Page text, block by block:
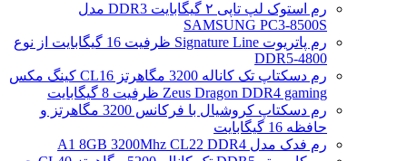
رم استوک لپ تاپی ۲ گیگابایت DDR3 مدل
SAMSUNG PC3-8500S
رم پاتریوت Signature Line ظرفیت 16 گیگابایت از نوع
DDR5-4800
رم دسکتاپ تک کاناله 3200 مگاهرتز CL16 کینگ مکس
Zeus Dragon DDR4 gaming ظرفیت 8 گیگابایت
رم دسکتاپ کروشیال با فرکانس 3200 مگاهرتز و
حافظه 16 گیگابایت
رم فدک مدل A1 8GB 3200Mhz CL22 DDR4